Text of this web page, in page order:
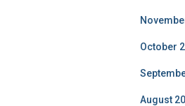
October
August